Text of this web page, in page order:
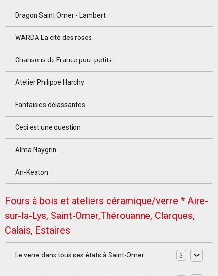
Dragon Saint Omer - Lambert
WARDA La cité des roses
Chansons de France pour petits
Atelier Philippe Harchy
Fantaisies délassantes
Ceci est une question
Alma Naygrin
An-Keaton
Fours à bois et ateliers céramique/verre * Aire-
sur-la-Lys, Saint-Omer,Thérouanne, Clarques,
Calais, Estaires
Le verre dans tous ses états à Saint-Omer 3